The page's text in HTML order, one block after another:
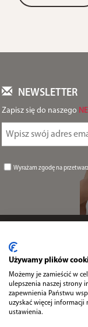
NEWSLETTER
Zapisz się do naszego
Wyrażam zgodę na
Przydatne
Kontakt
Używamy plików
Możemy je zamieścić w
ulepszenia naszej strony
zapewnienia Państwu
uzyskać więcej
ustawienia.